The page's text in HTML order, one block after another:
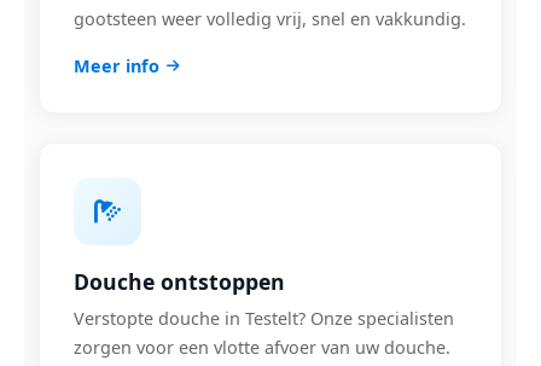
gootsteen weer volledig vrij, snel en vakkundig.
Meer info
Douche ontstoppen
Verstopte douche in Testelt? Onze specialisten
zorgen voor een vlotte afvoer van uw douche.